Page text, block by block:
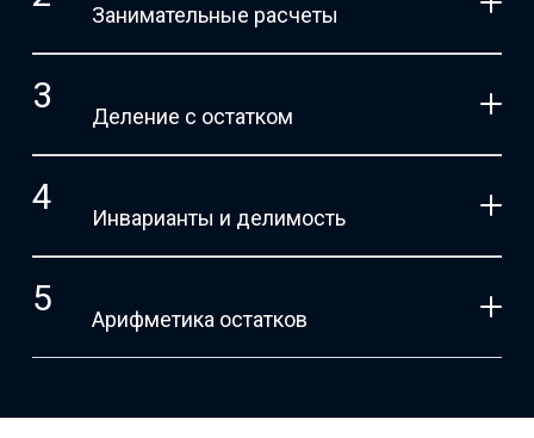
Занимательные расчеты
Деление с остатком
Инварианты и делимость
Арифметика остатков